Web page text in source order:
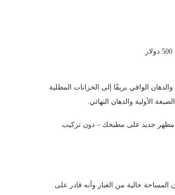
الواقي بريقًا إلى الخزانات المطلية
الأولية والدهان النهائي.
مظهر جديد على مطبخك – دون تركيب
خالية من الغبار وأنه قادر على